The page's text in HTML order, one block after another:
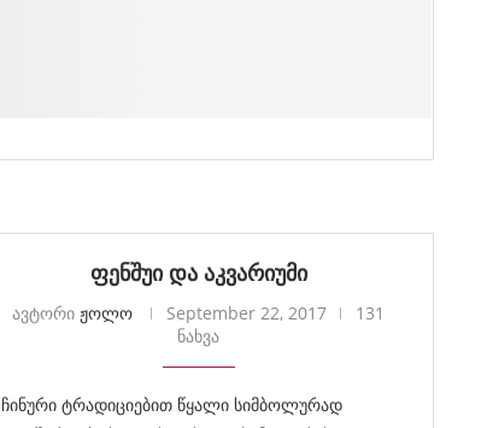
ფენშუი და აკვარიუმი
ავტორიჟოლო September 22, 2017
131
ნახვა
ჩინური ტრადიციებით წყალი სიმბოლურად